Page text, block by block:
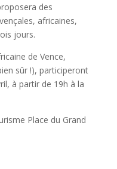
des
africaines,
jours.
de Vence,
sûr !), participeront
à partir de 19h à la
Place du Grand